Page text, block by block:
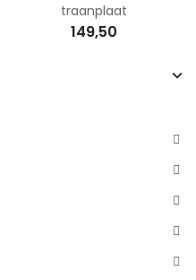
traanplaat
149,50